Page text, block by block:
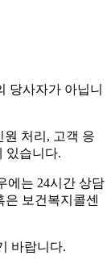
당사자가 아닙니
원 처리, 고객 응
있습니다.
에는 24시간 상담
은 보건복지콜센
바랍니다.